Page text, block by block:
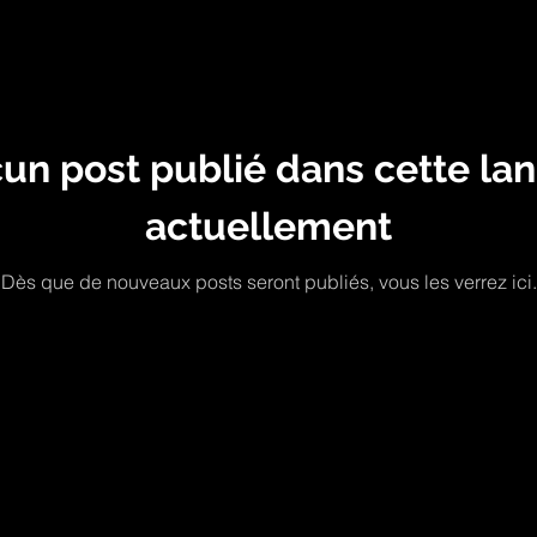
post publié dans cette
actuellement
Dès que de nouveaux posts seront publiés, vous les verrez ici.